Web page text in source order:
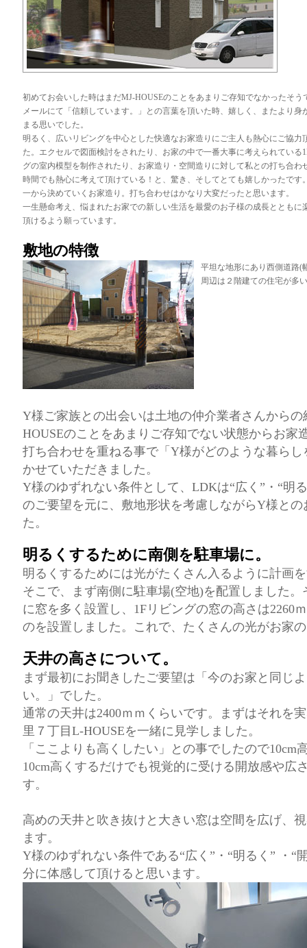
初めてお会いした時はまだMJ-HOUSEのことをあまりご存知でなかったそう
メールにて「信頼しています。」との言葉を頂いた時、嬉しく、またより身
まる思いでした。
明るく、広いリビングを中心とした快適なお家造りにご主人も熱心にご協力
た。エクセルで図面検討をされたり、お家の中で一番大事に考えられている
グの室内模型を制作されたり、お家造り・空間造りに対して私との打ち合わ
時間でも熱心に考えて頂けている！と、驚き、そしてとても嬉しかったです
一から決めていくお家造り。打ち合わせはかなり大変だったと思います。
一生懸命考え、悩まれたお家での新しい生活を最愛のお子様の成長とともに
頂けるよう願っています。
敷地の特徴
平坦な地形にあり西側道路(
周辺は２階建ての住宅が多
Y様ご家族との出会いは土地の仲介業者さんからの
HOUSEのことをあまりご存知でない状態からお家
打ち合わせを重ねる事で「Y様がどのような暮ら
かせていただきました。
Y様のゆずれない条件として、LDKは“広く”・“明
のご要望を元に、敷地形状を考慮しながらY様と
た。
明るくするために南側を駐車場に。
明るくするためには光がたくさん入るように計画
そこで、まず南側に駐車場(空地)を配置しました
に窓を多く設置し、1Fリビングの窓の高さは2260
のを設置しました。これで、たくさんの光がお家
天井の高さについて。
まず最初にお聞きしたご要望は「今のお家と同じ
い。」でした。
通常の天井は2400ｍｍくらいです。まずはそれを
里７丁目L-HOUSEを一緒に見学しました。
「ここよりも高くしたい」との事でしたので10cm
10cm高くするだけでも視覚的に受ける開放感や広
す。
高めの天井と吹き抜けと大きい窓は空間を広げ、
ます。
Y様のゆずれない条件である“広く”・“明るく” ・“
分に体感して頂けると思います。